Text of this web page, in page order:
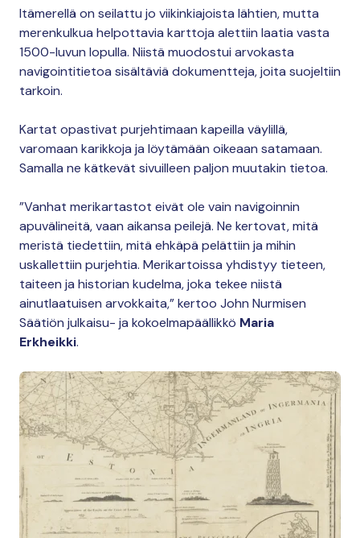
Itämerellä on seilattu jo viikinkiajoista lähtien, mutta
merenkulkua helpottavia karttoja alettiin laatia vasta
1500-luvun lopulla. Niistä muodostui arvokasta
navigointitietoa sisältäviä dokumentteja, joita suojeltiin
tarkoin.
Kartat opastivat purjehtimaan kapeilla väylillä,
varomaan karikkoja ja löytämään oikeaan satamaan.
Samalla ne kätkevät sivuilleen paljon muutakin tietoa.
”Vanhat merikartastot eivät ole vain navigoinnin
apuvälineitä, vaan aikansa peilejä. Ne kertovat, mitä
meristä tiedettiin, mitä ehkäpä pelättiin ja mihin
uskallettiin purjehtia. Merikartoissa yhdistyy tieteen,
taiteen ja historian kudelma, joka tekee niistä
ainutlaatuisen arvokkaita,” kertoo John Nurmisen
Säätiön julkaisu- ja kokoelmapäällikkö Maria
Erkheikki.